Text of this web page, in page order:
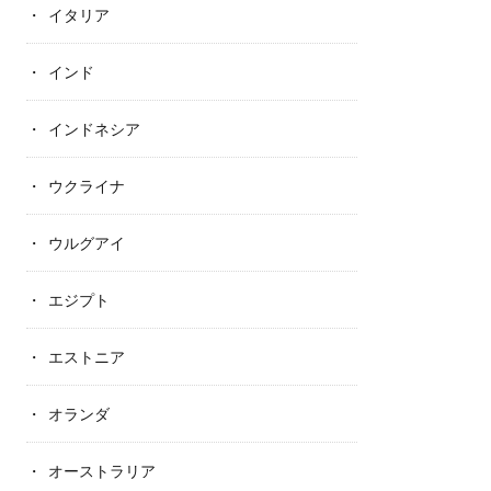
イタリア
インド
インドネシア
ウクライナ
ウルグアイ
エジプト
エストニア
オランダ
オーストラリア